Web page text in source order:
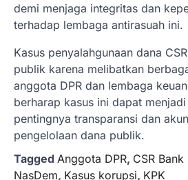
demi menjaga integritas dan
terhadap lembaga antirasuah ini.
Kasus penyalahgunaan dana
publik karena melibatkan
anggota DPR dan lembaga
berharap kasus ini dapat
pentingnya transparansi dan
pengelolaan dana publik.
Tagged Anggota DPR, CSR
NasDem, Kasus korupsi, KPK